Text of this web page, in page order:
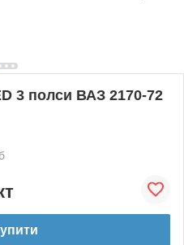
3 полси ВАЗ 2170-72